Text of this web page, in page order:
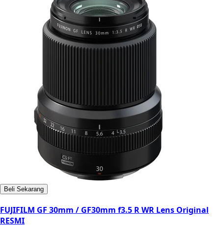
Beli Sekarang
FUJIFILM GF 30mm / GF30mm f3.5 R WR Lens Original
RESMI